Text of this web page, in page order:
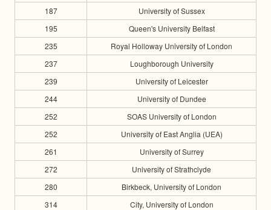
187
University of Sussex
195
Queen's University Belfast
235
Royal Holloway University of London
237
Loughborough University
239
University of Leicester
244
University of Dundee
252
SOAS University of London
252
University of East Anglia (UEA)
261
University of Surrey
272
University of Strathclyde
280
Birkbeck, University of London
314
City, University of London